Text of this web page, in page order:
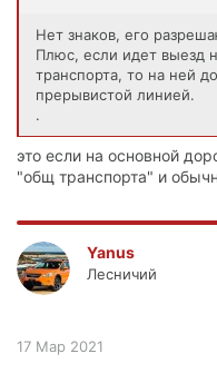
Нет знаков, его
Плюс, если идет выезд
транспорта, то на ней
прерывистой линией.
.
это если на основной
"общ транспорта" и
Yanus
Лесничий
17 Мар 2021